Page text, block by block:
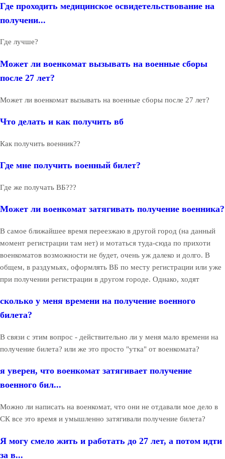
Где проходить медицинское освидетельствование на
получени...
Где лучше?
Может ли военкомат вызывать на военные сборы
после 27 лет?
Может ли военкомат вызывать на военные сборы после 27 лет?
Что делать и как получить вб
Как получить военник??
Где мне получить военный билет?
Где же получать ВБ???
Может ли военкомат затягивать получение военника?
В самое ближайшее время переезжаю в другой город (на данный
момент регистрации там нет) и мотаться туда-сюда по прихоти
военкоматов возможности не будет, очень уж далеко и долго. В
общем, в раздумьях, оформлять ВБ по месту регистрации или уже
при получении регистрации в другом городе. Однако, ходят
сколько у меня времени на получение военного
билета?
В связи с этим вопрос - действительно ли у меня мало времени на
получение билета? или же это просто "утка" от военкомата?
я уверен, что военкомат затягивает получение
военного бил...
Можно ли написать на военкомат, что они не отдавали мое дело в
СК все это время и умышленно затягивали получение билета?
Я могу смело жить и работать до 27 лет, а потом идти
за в...